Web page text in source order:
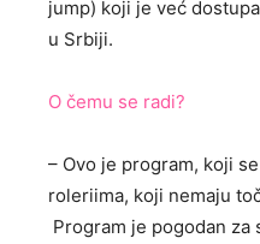
jump) koji je već
u Srbiji.
O čemu se radi?
– Ovo je program, koji
roleriima, koji nemaju
Program je pogodan za